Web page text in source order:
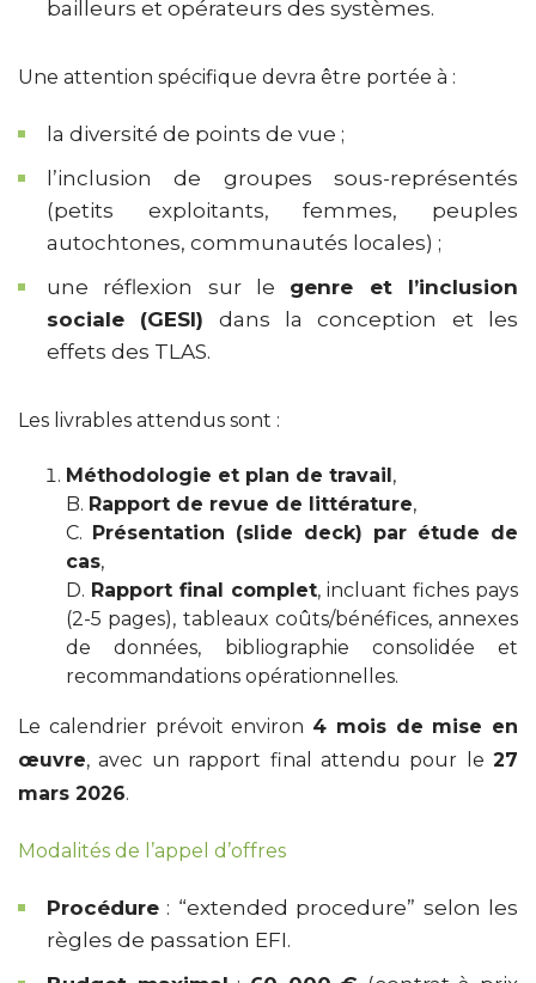
bailleurs et opérateurs des systèmes.
Une attention spécifique devra être portée à :
la diversité de points de vue ;
l’inclusion de groupes sous-représentés
(petits exploitants, femmes, peuples
autochtones, communautés locales) ;
une réflexion sur le genre et l’inclusion
sociale (GESI) dans la conception et les
effets des TLAS.
Les livrables attendus sont :
Méthodologie et plan de travail,
B. Rapport de revue de littérature,
C. Présentation (slide deck) par étude de
cas,
D. Rapport final complet, incluant fiches pays
(2-5 pages), tableaux coûts/bénéfices, annexes
de données, bibliographie consolidée et
recommandations opérationnelles.
Le calendrier prévoit environ 4 mois de mise en
œuvre, avec un rapport final attendu pour le 27
mars 2026.
Modalités de l’appel d’offres
Procédure : “extended procedure” selon les
règles de passation EFI.